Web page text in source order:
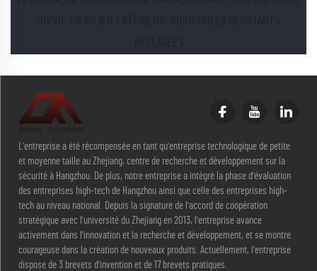
L'entreprise a été récompensée en tant qu'entreprise technologique de petite
et moyenne taille au Zhejiang, centre de recherche et développement sur la
sécurité à Hangzhou. De plus, notre entreprise a intégré la phase d'évaluation
des entreprises high-tech de Hangzhou ainsi que celle des entreprises high-
tech au niveau national. Depuis la signature de l'accord de coopération
stratégique avec l'université du Zhejiang en 2013, l'entreprise avance
activement dans l'innovation et la recherche et développement, et se montre
courageuse dans la création de nouveaux produits. Actuellement, l'entreprise
dispose de 3 brevets d'invention et de 17 brevets pratiques.